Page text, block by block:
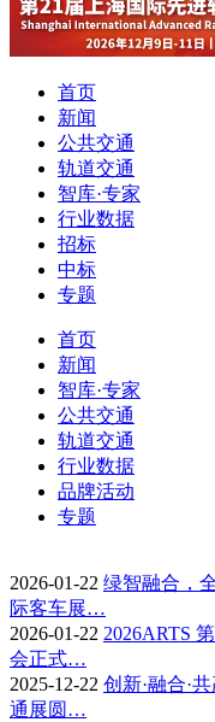
首页
新闻
公共交通
轨道交通
智库·专家
行业数据
招标
中标
专题
首页
新闻
智库·专家
公共交通
轨道交通
行业数据
品牌活动
专题
2026-01-22 绿智融合，
际客车展…
2026-01-22 2026ARTS
会正式…
2025-12-22 创新·融合·
通展圆…